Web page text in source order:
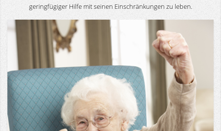
geringfügiger Hilfe mit seinen Einschränkungen zu leben.